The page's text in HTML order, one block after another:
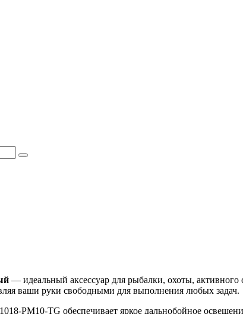
— идеальный аксессуар для рыбалки, охоты,
ваши руки свободными для выполнения любых задач.
PM10-TG обеспечивает яркое дальнобойное